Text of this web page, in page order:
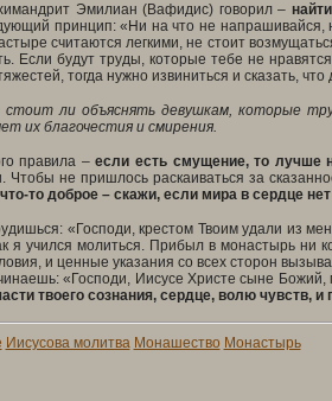
Эмилиан (Вафидис) говорил –
принцип: «Ни на что не напрашивайся,
считаются легкими, не стоит
Если будут труды, которые тебе не
тогда нужно извиниться и сказать,
ли объяснять девушкам, которые
их благочестия и смирения.
правила –если есть смущение, то лучше
Чтобы не пришлось раскаиваться за
то доброе – скажи, если мира в сердце нет
«Господи, крестом Твоим удали из
я учился молиться. Прибыл в монастырь
и ценные указания со всех сторон
«Господи, Иисусе Христе сыне
твоего сознания, сердце, волю чувств,
Иисусова молитва Монашество Монастырь